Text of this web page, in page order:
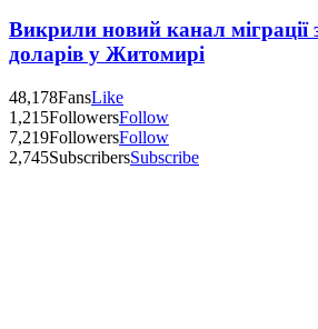
Викрили новий канал міграції
доларів у Житомирі
48,178FansLike
1,215FollowersFollow
7,219FollowersFollow
2,745SubscribersSubscribe